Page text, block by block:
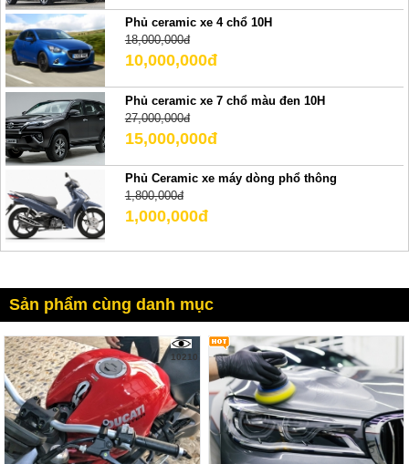
Phủ ceramic xe 4 chổ 10H
18,000,000đ
10,000,000đ
Phủ ceramic xe 7 chổ màu đen 10H
27,000,000đ
15,000,000đ
Phủ Ceramic xe máy dòng phổ thông
1,800,000đ
1,000,000đ
Sản phẩm cùng danh mục
10210